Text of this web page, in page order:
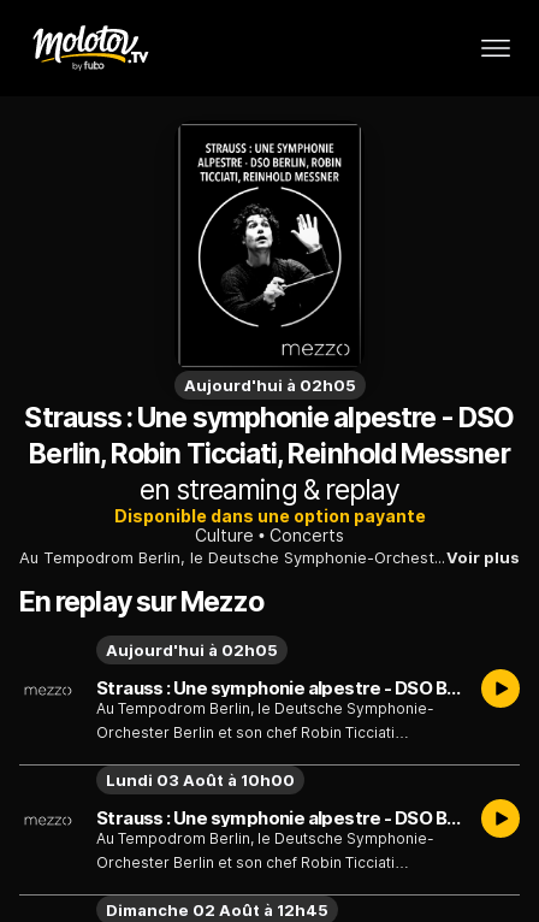
Aujourd'hui à 02h05
Strauss : Une symphonie alpestre - DSO
Berlin, Robin Ticciati, Reinhold Messner
en streaming & replay
Disponible dans une option payante
Culture
Concerts
Au Tempodrom Berlin, le Deutsche Symphonie-Orchester Berlin et son chef Robin Ticciati présentent "Une symphonie alpestre" de Richard Strauss comme une randonnée musicale et philosophique en montagne avec le légendaire alpiniste Reinhold Messner.Voir plus
En replay sur Mezzo
Strauss : Une symphonie alpestre - DSO Berlin, Robin Ticciati, Reinhold Messner
Au Tempodrom Berlin, le Deutsche Symphonie-
Orchester Berlin et son chef Robin Ticciati
Strauss comme une randonnée musicale et
alpiniste Reinhold Messner.
Aujourd'hui à 02h05
Strauss : Une symphonie alpestre - DSO Berlin, Robin Ticciati, Reinhold Messner
Au Tempodrom Berlin, le Deutsche Symphonie-
Orchester Berlin et son chef Robin Ticciati
Strauss comme une randonnée musicale et
Lundi 03 Août à 10h00
Dimanche 02 Août à 12h45